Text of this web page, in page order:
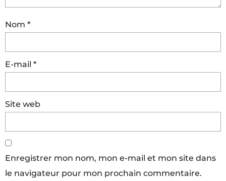
Nom *
E-mail *
Site web
Enregistrer mon nom, mon e-mail et mon site dans
le navigateur pour mon prochain commentaire.